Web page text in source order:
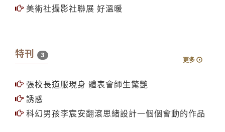
宅男女神蝴蝶姐姐來囉！
合唱團成發 唱所欲言
美術社攝影社聯展 好溫暖
特刊 3
更多